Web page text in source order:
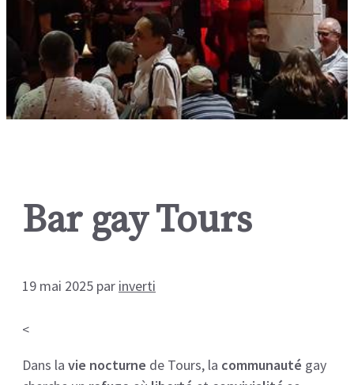
Bar gay Tours
19 mai 2025 par inverti
<
Dans la vie nocturne de Tours, la communauté gay